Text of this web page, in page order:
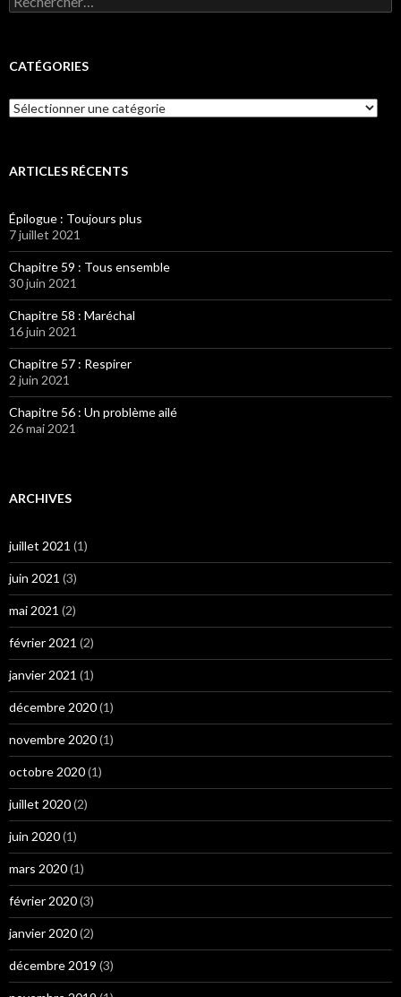
CATÉGORIES
Catégories
ARTICLES RÉCENTS
Épilogue : Toujours plus
7 juillet 2021
Chapitre 59 : Tous ensemble
30 juin 2021
Chapitre 58 : Maréchal
16 juin 2021
Chapitre 57 : Respirer
2 juin 2021
Chapitre 56 : Un problème ailé
26 mai 2021
ARCHIVES
juillet 2021 (1)
juin 2021 (3)
mai 2021 (2)
février 2021 (2)
janvier 2021 (1)
décembre 2020(1)
novembre 2020(1)
octobre 2020(1)
juillet 2020(2)
juin 2020(1)
mars 2020(1)
février 2020(3)
janvier 2020(2)
décembre 2019 (3)